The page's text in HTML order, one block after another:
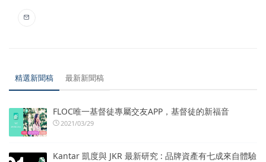
精選新聞稿 最新新聞稿
FLOC唯一基督徒專屬交友APP，基督徒的新福音
2021/03/29
Kantar 凱度與 JKR 最新研究 : 品牌資產有七成來自體驗